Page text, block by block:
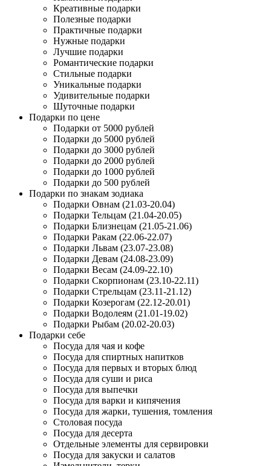
Креативные подарки
Полезные подарки
Практичные подарки
Нужные подарки
Лучшие подарки
Романтические подарки
Стильные подарки
Уникальные подарки
Удивительные подарки
Шуточные подарки
Подарки по цене
Подарки от 5000 рублей
Подарки до 5000 рублей
Подарки до 3000 рублей
Подарки до 2000 рублей
Подарки до 1000 рублей
Подарки до 500 рублей
Подарки по знакам зодиака
Подарки Овнам (21.03-20.04)
Подарки Тельцам (21.04-20.05)
Подарки Близнецам (21.05-21.06)
Подарки Ракам (22.06-22.07)
Подарки Львам (23.07-23.08)
Подарки Девам (24.08-23.09)
Подарки Весам (24.09-22.10)
Подарки Скорпионам (23.10-22.11)
Подарки Стрельцам (23.11-21.12)
Подарки Козерогам (22.12-20.01)
Подарки Водолеям (21.01-19.02)
Подарки Рыбам (20.02-20.03)
Подарки себе
Посуда для чая и кофе
Посуда для спиртных напитков
Посуда для первых и вторых блюд
Посуда для суши и риса
Посуда для выпечки
Посуда для варки и кипячения
Посуда для жарки, тушения, томления
Столовая посуда
Посуда для десерта
Отдельные элементы для сервировки
Посуда для закуски и салатов